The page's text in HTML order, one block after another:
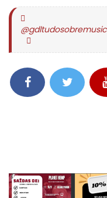
@gdltudosobremusic